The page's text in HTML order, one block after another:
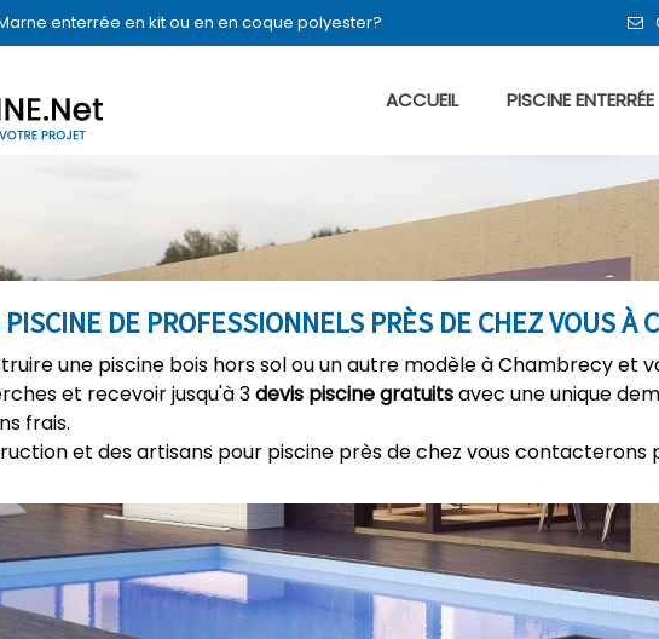
enterrée en kit ou en en coque polyester?
ACCUEIL PISCINE ENTERRÉE
DE PROFESSIONNELS PRÈS DE CHEZ VOUS À
une piscine bois hors sol ou un autre modèle à Chambrecy et
et recevoir jusqu'à 3devis piscine gratuitsavec une unique
frais.
et des artisans pour piscine près de chez vous contacterons